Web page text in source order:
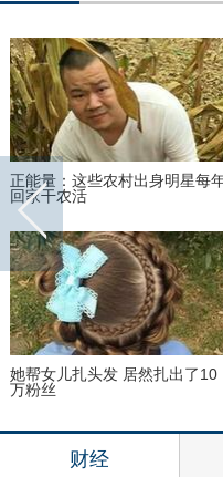
正能量：这些农村出身明星每
回家干农活
她帮女儿扎头发 居然扎出了10
万粉丝
财经